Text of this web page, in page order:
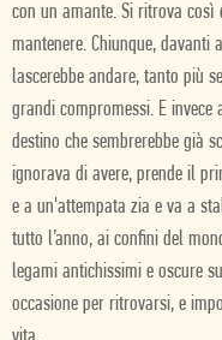
con un amante. Si ritrova
mantenere. Chiunque,
lascerebbe andare, tanto più
grandi compromessi. E invece
destino che sembrerebbe già
ignorava di avere, prende il
e a un'attempata zia e va a
tutto l’anno, ai confini del
legami antichissimi e oscure
occasione per ritrovarsi, e